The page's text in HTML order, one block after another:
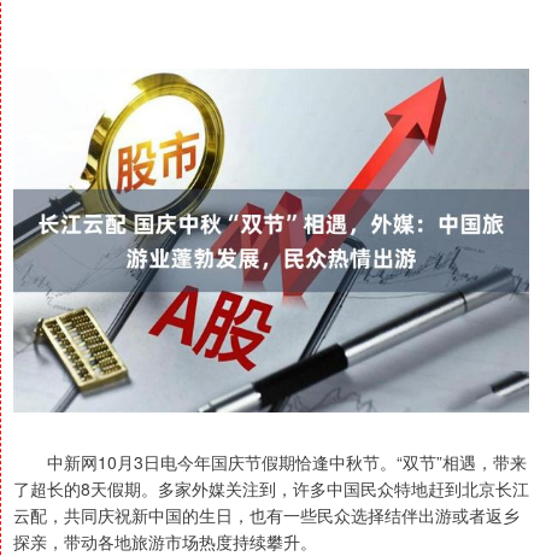
中新网10月3日电今年国庆节假期恰逢中秋节。“双节”相遇，带来
了超长的8天假期。多家外媒关注到，许多中国民众特地赶到北京长江
云配，共同庆祝新中国的生日，也有一些民众选择结伴出游或者返乡
探亲，带动各地旅游市场热度持续攀升。